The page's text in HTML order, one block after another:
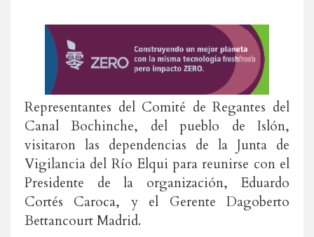
Representantes del Comité de Regantes del
Canal Bochinche, del pueblo de Islón,
visitaron las dependencias de la Junta de
Vigilancia del Río Elqui para reunirse con el
Presidente de la organización, Eduardo
Cortés Caroca, y el Gerente Dagoberto
Bettancourt Madrid.